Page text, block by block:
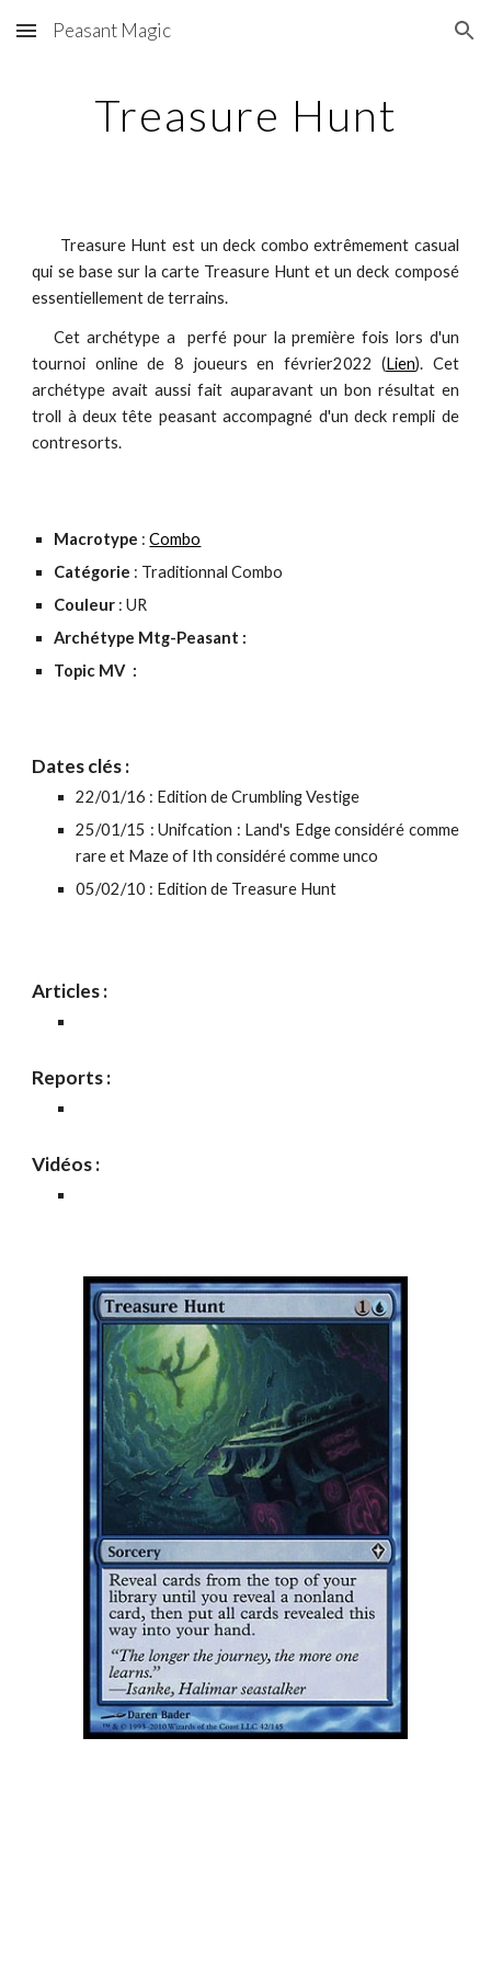
Skip to main content Skip to navigation
Peasant Magic
Treasure Hunt
Treasure Hunt est un deck combo extrêmement casual
qui se base sur la carte Treasure Hunt et un deck composé
essentiellement de terrains.
Cet archétype a perfé pour la première fois lors d'un
tournoi online de 8 joueurs en février2022 (Lien). Cet
archétype avait aussi fait auparavantun bon résultat en
troll à deux tête peasant accompagné d'un deck rempli de
contresorts.
Macrotype :Combo
Catégorie : Traditionnal Combo
Couleur : UR
Archétype Mtg-Peasant :
Topic MV :
Dates clés :
22/01/16 : Edition de Crumbling Vestige
25/01/15 : Unifcation : Land's Edgeconsidéré comme
rare et Maze of Ith considéré comme unco
05/02/10 : Edition de Treasure Hunt
Articles :
Reports :
Vidéos :